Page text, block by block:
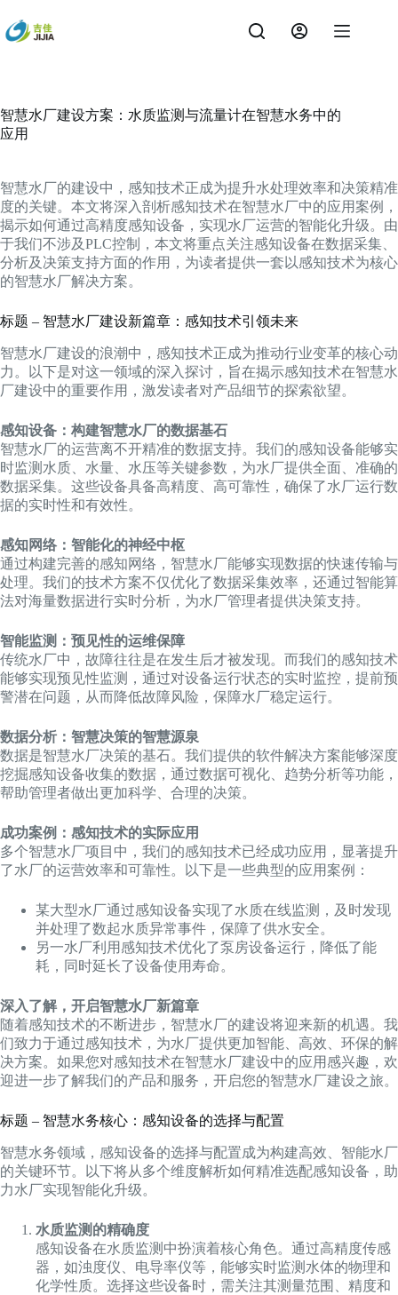
过
内
智慧水厂建设方案：水质监测与流量计在智慧水务中的
应用
智慧水厂的建设中，感知技术正成为提升水处理效率和决策精准
度的关键。本文将深入剖析感知技术在智慧水厂中的应用案例，
揭示如何通过高精度感知设备，实现水厂运营的智能化升级。由
于我们不涉及PLC控制，本文将重点关注感知设备在数据采集、
分析及决策支持方面的作用，为读者提供一套以感知技术为核心
的智慧水厂解决方案。
标题 – 智慧水厂建设新篇章：感知技术引领未来
智慧水厂建设的浪潮中，感知技术正成为推动行业变革的核心动
力。以下是对这一领域的深入探讨，旨在揭示感知技术在智慧水
厂建设中的重要作用，激发读者对产品细节的探索欲望。
感知设备：构建智慧水厂的数据基石
智慧水厂的运营离不开精准的数据支持。我们的感知设备能够实
时监测水质、水量、水压等关键参数，为水厂提供全面、准确的
数据采集。这些设备具备高精度、高可靠性，确保了水厂运行数
据的实时性和有效性。
感知网络：智能化的神经中枢
通过构建完善的感知网络，智慧水厂能够实现数据的快速传输与
处理。我们的技术方案不仅优化了数据采集效率，还通过智能算
法对海量数据进行实时分析，为水厂管理者提供决策支持。
智能监测：预见性的运维保障
传统水厂中，故障往往是在发生后才被发现。而我们的感知技术
能够实现预见性监测，通过对设备运行状态的实时监控，提前预
警潜在问题，从而降低故障风险，保障水厂稳定运行。
数据分析：智慧决策的智慧源泉
数据是智慧水厂决策的基石。我们提供的软件解决方案能够深度
挖掘感知设备收集的数据，通过数据可视化、趋势分析等功能，
帮助管理者做出更加科学、合理的决策。
成功案例：感知技术的实际应用
多个智慧水厂项目中，我们的感知技术已经成功应用，显著提升
了水厂的运营效率和可靠性。以下是一些典型的应用案例：
某大型水厂通过感知设备实现了水质在线监测，及时发现
并处理了数起水质异常事件，保障了供水安全。
另一水厂利用感知技术优化了泵房设备运行，降低了能
耗，同时延长了设备使用寿命。
深入了解，开启智慧水厂新篇章
随着感知技术的不断进步，智慧水厂的建设将迎来新的机遇。我
们致力于通过感知技术，为水厂提供更加智能、高效、环保的解
决方案。如果您对感知技术在智慧水厂建设中的应用感兴趣，欢
迎进一步了解我们的产品和服务，开启您的智慧水厂建设之旅。
标题 – 智慧水务核心：感知设备的选择与配置
智慧水务领域，感知设备的选择与配置成为构建高效、智能水厂
的关键环节。以下将从多个维度解析如何精准选配感知设备，助
力水厂实现智能化升级。
水质监测的精确度
感知设备在水质监测中扮演着核心角色。通过高精度传感
器，如浊度仪、电导率仪等，能够实时监测水体的物理和
化学性质。选择这些设备时，需关注其测量范围、精度和